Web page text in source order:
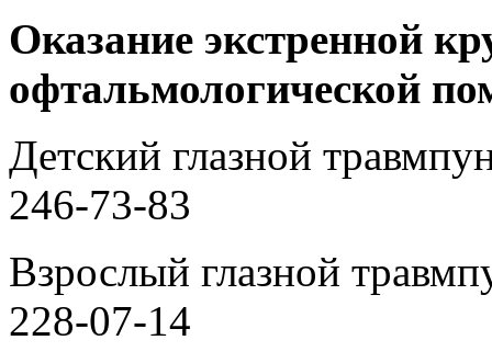
Оказание экстренной
офтальмологической
Детский глазной
246-73-83
Взрослый глазной
228-07-14